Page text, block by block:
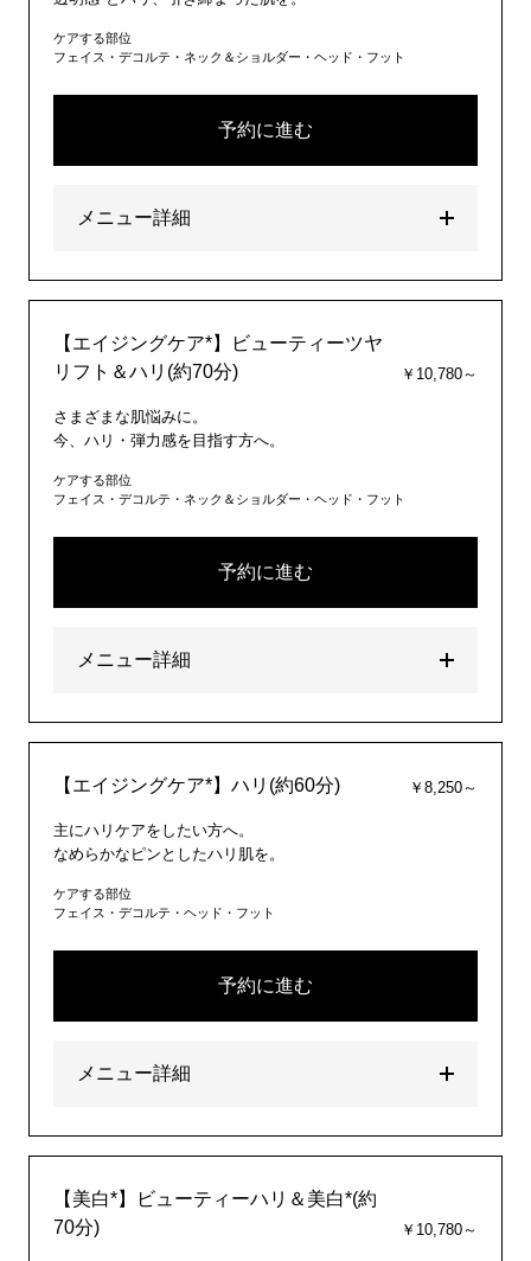
ケアする部位
フェイス・デコルテ・ネック＆ショルダー・ヘッド・フット
予約に進む
メニュー詳細
【エイジングケア*】ビューティーツヤ
リフト＆ハリ(約70分)
￥10,780～
さまざまな肌悩みに。
今、ハリ・弾力感を目指す方へ。
ケアする部位
フェイス・デコルテ・ネック＆ショルダー・ヘッド・フット
予約に進む
メニュー詳細
【エイジングケア*】ハリ(約60分) ￥8,250～
主にハリケアをしたい方へ。
なめらかなピンとしたハリ肌を。
ケアする部位
フェイス・デコルテ・ヘッド・フット
予約に進む
メニュー詳細
【美白*】ビューティーハリ＆美白*(約
70分)
￥10,780～